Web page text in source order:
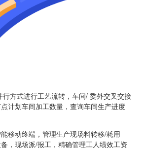
方式进行工艺流转，车间/ 委外交叉交接
计划车间加工数量，查询车间生产进度
移动终端，管理生产现场料转移/耗用
，现场派/报工，精确管理工人绩效工资